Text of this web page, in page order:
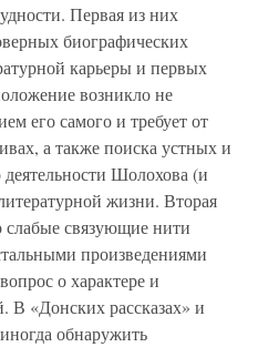
Первая из них
биографических
карьеры и первых
возникло не
его самого и требует от
а также поиска устных и
Шолохова (и
жизни. Вторая
слабые связующие нити
произведениями
о характере и
В «Донских рассказах» и
обнаружить